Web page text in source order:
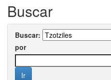
Buscar
Buscar:
por